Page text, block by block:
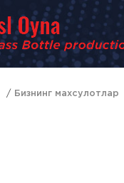
Бизнинг махсулотлар